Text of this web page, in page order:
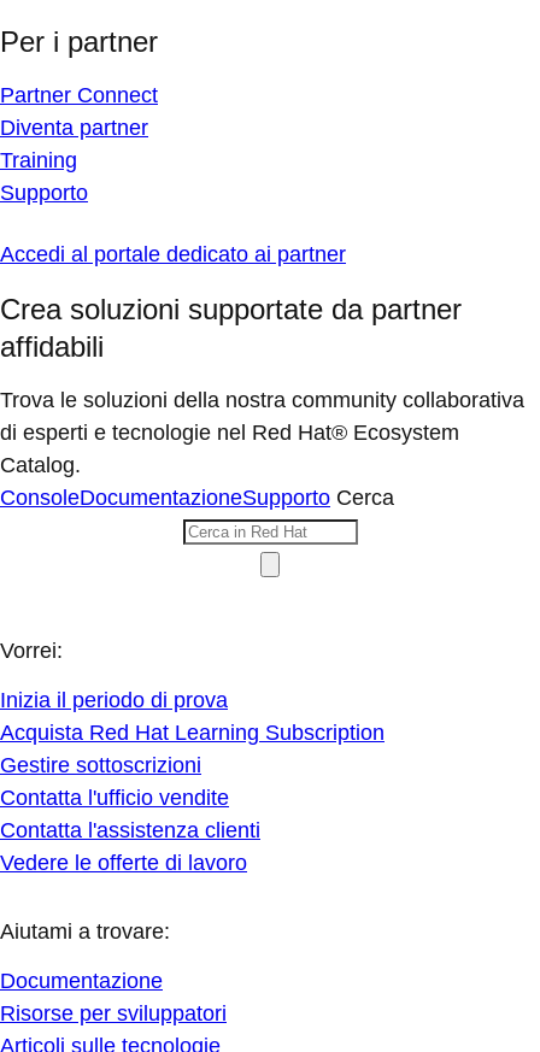
Per i partner
Partner Connect
Diventa partner
Training
Supporto
Accedi al portale dedicato ai partner
Crea soluzioni supportate da partner
affidabili
Trova le soluzioni della nostra community collaborativa
di esperti e tecnologie nel Red Hat® Ecosystem
Catalog.
ConsoleDocumentazioneSupporto Cerca
Vorrei:
Inizia il periodo di prova
Acquista Red Hat Learning Subscription
Gestire sottoscrizioni
Contatta l'ufficio vendite
Contatta l'assistenza clienti
Vedere le offerte di lavoro
Aiutami a trovare:
Documentazione
Risorse per sviluppatori
Articoli sulle tecnologie